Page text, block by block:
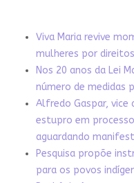
Viva Maria revive
mulheres por direitos
Nos 20 anos da Lei
número de medidas
Alfredo Gaspar, vice
estupro em
aguardando
Pesquisa propõe
para os povos